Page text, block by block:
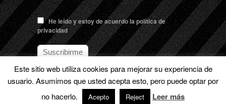
He leído y estoy de acuerdo la política de
privacidad
© EL QUESERU. Cheese Man |Aviso legal
Este sitio web utiliza cookies para mejorar su experiencia de
usuario. Asumimos que usted acepta esto, pero puede optar por
no hacerlo.
Acepto Reject Leer más